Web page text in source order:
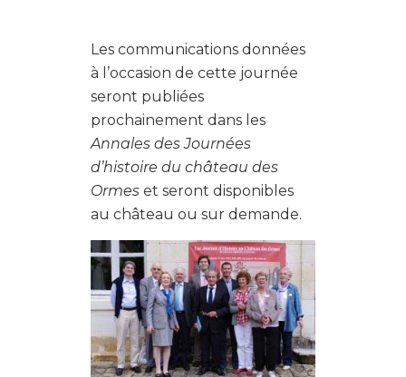
Les communications données
à l’occasion de cette journée
seront publiées
prochainement dans les
Annales des Journées
d’histoire du château des
Ormes et seront disponibles
au château ou sur demande.